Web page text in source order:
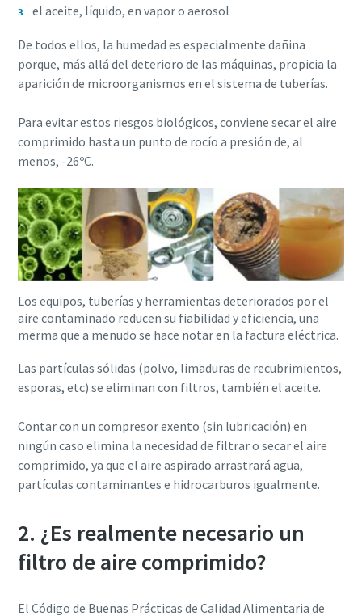
el aceite, líquido, en vapor o aerosol
De todos ellos, la humedad es especialmente dañina
porque, más allá del deterioro de las máquinas, propicia la
aparición de microorganismos en el sistema de tuberías.
Para evitar estos riesgos biológicos, conviene secar el aire
comprimido hasta un punto de rocío a presión de, al
menos, -26ºC.
Los equipos, tuberías y herramientas deteriorados por el
aire contaminado reducen su fiabilidad y eficiencia, una
merma que a menudo se hace notar en la factura eléctrica.
Las partículas sólidas (polvo, limaduras de recubrimientos,
esporas, etc) se eliminan con filtros, también el aceite.
Contar con un compresor exento (sin lubricación) en
ningún caso elimina la necesidad de filtrar o secar el aire
comprimido, ya que el aire aspirado arrastrará agua,
partículas contaminantes e hidrocarburos igualmente.
2. ¿Es realmente necesario un
filtro de aire comprimido?
El Código de Buenas Prácticas de Calidad Alimentaria de